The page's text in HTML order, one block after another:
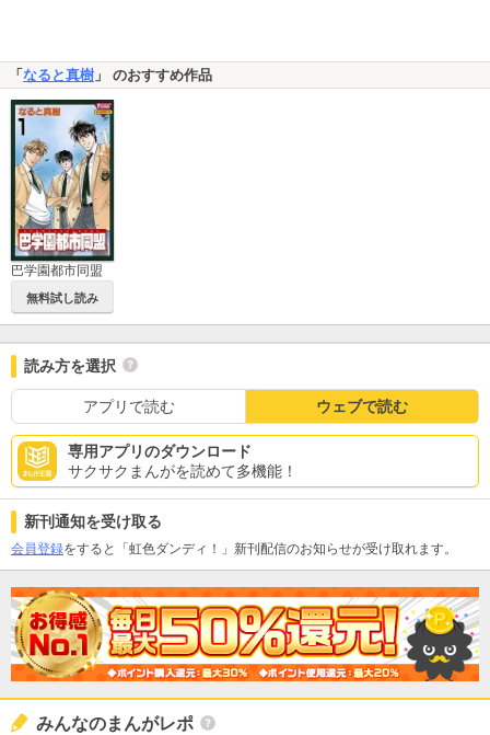
「 なると真樹 」 のおすすめ作品
巴学園都市同盟
無料試し読み
読み方を選択
アプリで読む ウェブで読む
専用アプリのダウンロード
サクサクまんがを読めて多機能！
新刊通知を受け取る
会員登録をすると「虹色ダンディ！」新刊配信のお知らせが受け取れます。
みんなのまんがレポ